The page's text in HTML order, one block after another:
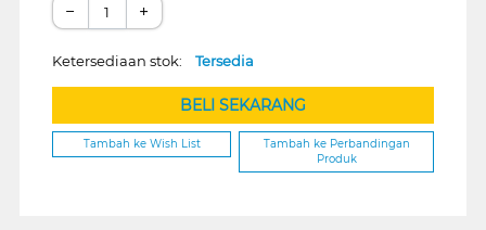
− +
Ketersediaan stok: Tersedia
BELI SEKARANG
Tambah ke Wish List
Tambah ke Perbandingan
Produk